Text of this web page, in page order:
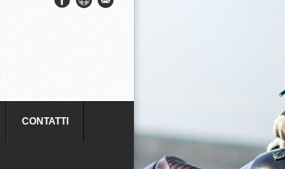
CONTATTI